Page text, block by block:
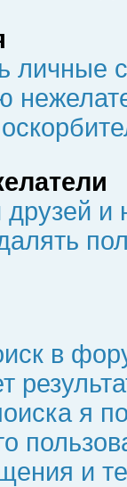
личные
друзей
в
я
и